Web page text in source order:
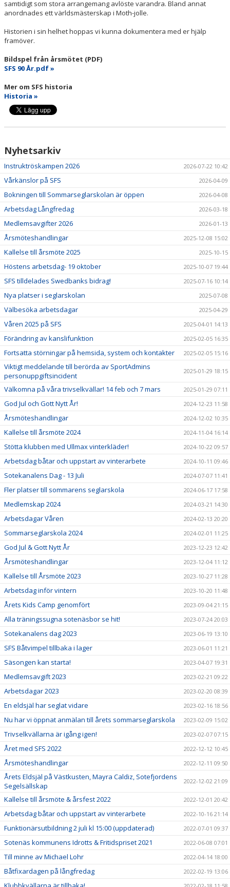
samtidigt som stora arrangemang avlöste varandra. Bland annat
anordnades ett världsmästerskap i Moth-jolle.
Historien i sin helhet hoppas vi kunna dokumentera med er hjälp
framöver.
Bildspel från årsmötet (PDF)
SFS 90 År.pdf »
Mer om SFS historia
Historia »
Nyhetsarkiv
Instruktröskampen 2026 2026-07-22 10:42
Vårkänslor på SFS 2026-04-09
Bokningen till Sommarseglarskolan är öppen 2026-04-08
Arbetsdag Långfredag 2026-03-18
Medlemsavgifter 2026 2026-01-13
Årsmöteshandlingar 2025-12-08 15:02
Kallelse till årsmöte 2025 2025-10-15
Höstens arbetsdag- 19 oktober 2025-10-07 19:44
SFS tilldelades Swedbanks bidrag! 2025-07-16 10:14
Nya platser i seglarskolan 2025-07-08
Välbesöka arbetsdagar 2025-04-29
Våren 2025 på SFS 2025-04-01 14:13
Förändring av kanslifunktion 2025-02-05 16:35
Fortsatta störningar på hemsida, system och kontakter 2025-02-05 15:16
Viktigt meddelande till berörda av SportAdmins
personuppgiftsincident
2025-01-29 18:15
Välkomna på våra trivselkvällar! 14 feb och 7 mars 2025-01-29 07:11
God Jul och Gott Nytt År! 2024-12-23 11:58
Årsmöteshandlingar 2024-12-02 10:35
Kallelse till årsmöte 2024 2024-11-04 16:14
Stötta klubben med Ullmax vinterkläder! 2024-10-22 09:57
Arbetsdag båtar och uppstart av vinterarbete 2024-10-11 09:46
Sotekanalens Dag - 13 Juli 2024-07-07 11:41
Fler platser till sommarens seglarskola 2024-06-17 17:58
Medlemskap 2024 2024-03-21 14:30
Arbetsdagar Våren 2024-02-13 20:20
Sommarseglarskola 2024 2024-02-01 11:25
God Jul & Gott Nytt År 2023-12-23 12:42
Årsmöteshandlingar 2023-12-04 11:12
Kallelse till Årsmöte 2023 2023-10-27 11:28
Arbetsdag inför vintern 2023-10-20 11:48
Årets Kids Camp genomfört 2023-09-04 21:15
Alla träningssugna sotenäsbor se hit! 2023-07-24 20:03
Sotekanalens dag 2023 2023-06-19 13:10
SFS Båtvimpel tillbaka i lager 2023-06-01 11:21
Säsongen kan starta! 2023-04-07 19:31
Medlemsavgift 2023 2023-02-21 09:22
Arbetsdagar 2023 2023-02-20 08:39
En eldsjäl har seglat vidare 2023-02-16 18:56
Nu har vi öppnat anmälan till årets sommarseglarskola 2023-02-09 15:02
Trivselkvällarna är igång igen! 2023-02-07 07:15
Året med SFS 2022 2022-12-12 10:45
Årsmöteshandlingar 2022-12-11 09:50
Årets Eldsjäl på Västkusten, Mayra Caldiz, Sotefjordens
Segelsällskap
2022-12-02 21:09
Kallelse till årsmöte & årsfest 2022 2022-12-01 20:42
Arbetsdag båtar och uppstart av vinterarbete 2022-10-16 21:14
Funktionärsutbildning 2 juli kl 15:00 (uppdaterad) 2022-07-01 09:37
Sotenäs kommunens Idrotts & Fritidspriset 2021 2022-06-08 07:01
Till minne av Michael Lohr 2022-04-14 18:00
Båtfixardagen på långfredag 2022-02-19 13:06
2022-02-18 11:58